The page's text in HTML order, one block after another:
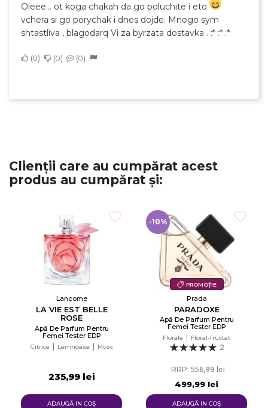
Oleee... ot koga chakah da go poluchite i eto
vchera si go porychak i dnes dojde. Mnogo sym
shtastliva , blagodarq Vi za byrzata dostavka . :* :* :*
0 0 0
Clienții care au cumpărat acest
produs au cumpărat și:
Lancome
LA VIE EST BELLE
ROSE
EXTRAORDINAIRE
Apă De Parfum Pentru
Femei Tester EDP
Citrice Lemnoase Mosc
235,99 lei
ADAUGĂ IN COŞ
PROMOȚIE
-10%
Prada
PARADOXE
Apă De Parfum Pentru
Femei Tester EDP
Florale Floral-fructat
2
RRP: 556,99 lei
499,99 lei
ADAUGĂ IN COŞ